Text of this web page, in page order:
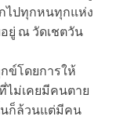
ไปทุกหนทุกแห่ง
ยู่ ณ วัดเชตวัน
ข์โดยการให้
ไม่เคยมีคนตาย
นก็ล้วนแต่มีคน